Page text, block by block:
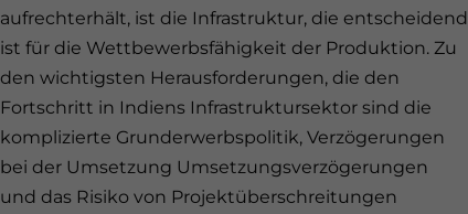
aufrechterhält, ist die Infrastruktur, die entscheidend
ist für die Wettbewerbsfähigkeit der Produktion. Zu
den wichtigsten Herausforderungen, die den
Fortschritt in Indiens Infrastruktursektor sind die
komplizierte Grunderwerbspolitik, Verzögerungen
bei der Umsetzung Umsetzungsverzögerungen
und das Risiko von Projektüberschreitungen